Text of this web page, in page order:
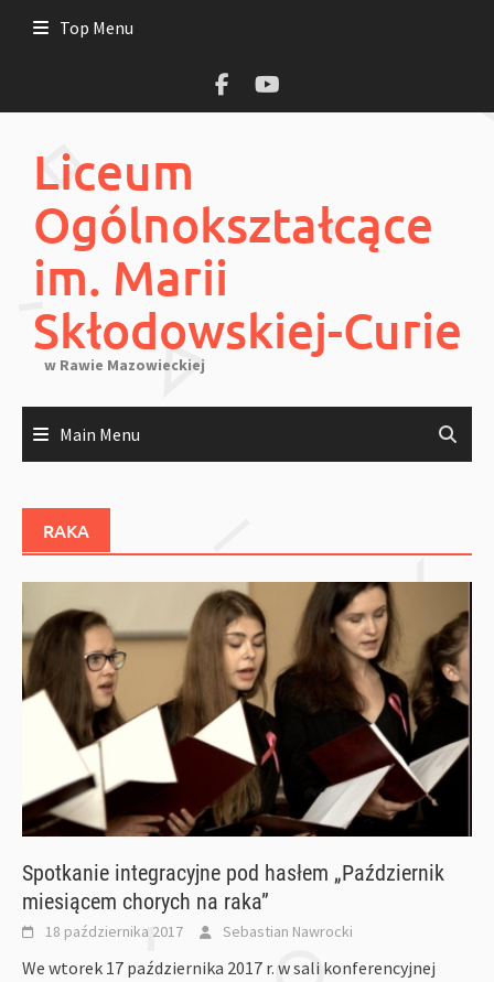
Top Menu
Liceum
Ogólnokształcące
im. Marii
Skłodowskiej-Curie
w Rawie Mazowieckiej
Main Menu
RAKA
Spotkanie integracyjne pod hasłem „Październik
miesiącem chorych na raka”
18 października 2017 Sebastian Nawrocki
We wtorek 17 października 2017 r. w sali konferencyjnej